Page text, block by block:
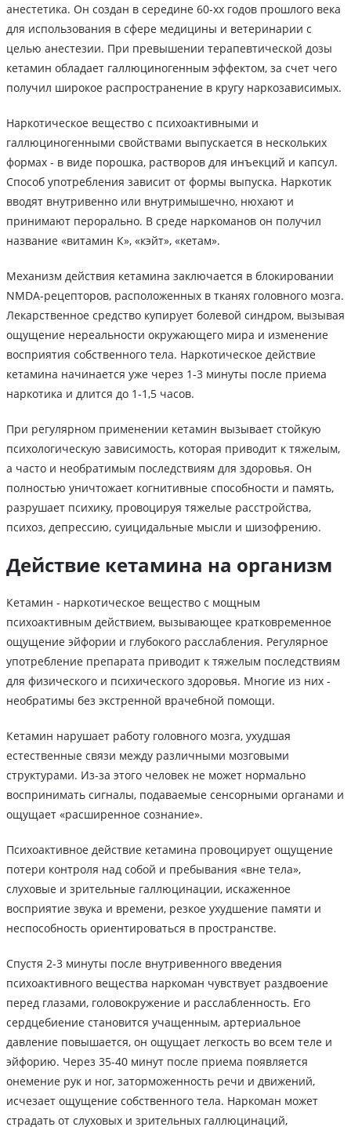
анестетика. Он создан в середине 60-хх годов прошлого века
для использования в сфере медицины и ветеринарии с
целью анестезии. При превышении терапевтической дозы
кетамин обладает галлюциногенным эффектом, за счет чего
получил широкое распространение в кругу наркозависимых.
Наркотическое вещество с психоактивными и
галлюциногенными свойствами выпускается в нескольких
формах - в виде порошка, растворов для инъекций и капсул.
Способ употребления зависит от формы выпуска. Наркотик
вводят внутривенно или внутримышечно, нюхают и
принимают перорально. В среде наркоманов он получил
название «витамин К», «кэйт», «кетам».
Механизм действия кетамина заключается в блокировании
NMDA-рецепторов, расположенных в тканях головного мозга.
Лекарственное средство купирует болевой синдром, вызывая
ощущение нереальности окружающего мира и изменение
восприятия собственного тела. Наркотическое действие
кетамина начинается уже через 1-3 минуты после приема
наркотика и длится до 1-1,5 часов.
При регулярном применении кетамин вызывает стойкую
психологическую зависимость, которая приводит к тяжелым,
а часто и необратимым последствиям для здоровья. Он
полностью уничтожает когнитивные способности и память,
разрушает психику, провоцируя тяжелые расстройства,
психоз, депрессию, суицидальные мысли и шизофрению.
Действие кетамина на организм
Кетамин - наркотическое вещество с мощным
психоактивным действием, вызывающее кратковременное
ощущение эйфории и глубокого расслабления. Регулярное
употребление препарата приводит к тяжелым последствиям
для физического и психического здоровья. Многие из них -
необратимы без экстренной врачебной помощи.
Кетамин нарушает работу головного мозга, ухудшая
естественные связи между различными мозговыми
структурами. Из-за этого человек не может нормально
воспринимать сигналы, подаваемые сенсорными органами и
ощущает «расширенное сознание».
Психоактивное действие кетамина провоцирует ощущение
потери контроля над собой и пребывания «вне тела»,
слуховые и зрительные галлюцинации, искаженное
восприятие звука и времени, резкое ухудшение памяти и
неспособность ориентироваться в пространстве.
Спустя 2-3 минуты после внутривенного введения
психоактивного вещества наркоман чувствует раздвоение
перед глазами, головокружение и расслабленность. Его
сердцебиение становится учащенным, артериальное
давление повышается, он ощущает легкость во всем теле и
эйфорию. Через 35-40 минут после приема появляется
онемение рук и ног, заторможенность речи и движений,
исчезает ощущение собственного тела. Наркоман может
страдать от слуховых и зрительных галлюцинаций,